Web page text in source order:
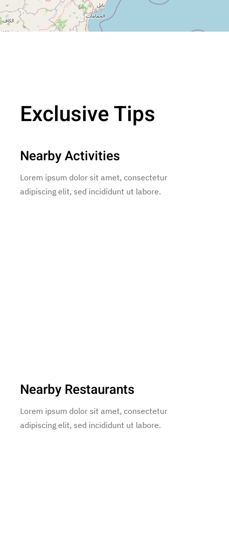
Exclusive Tips
Nearby Activities
Lorem ipsum dolor sit amet, consectetur
adipiscing elit, sed incididunt ut labore.
Nearby Restaurants
Lorem ipsum dolor sit amet, consectetur
adipiscing elit, sed incididunt ut labore.